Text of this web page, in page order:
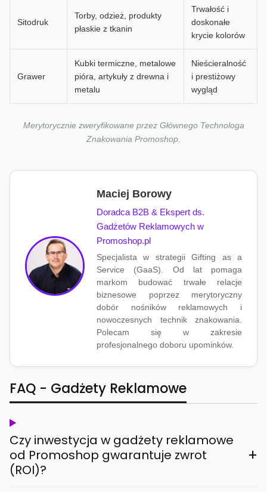
Sitodruk
Torby, odzież, produkty
płaskie z tkanin
Trwałość i
doskonałe
krycie kolorów
Grawer
Kubki termiczne, metalowe
pióra, artykuły z drewna i
metalu
Nieścieralność
i prestiżowy
wygląd
Merytorycznie zweryfikowane przez Głównego Technologa
Znakowania Promoshop.
Maciej Borowy
Doradca B2B & Ekspert ds.
Gadżetów Reklamowych w
Promoshop.pl
Specjalista w strategii Gifting as a
Service (GaaS). Od lat pomaga
markom budować trwałe relacje
biznesowe poprzez merytoryczny
dobór nośników reklamowych i
nowoczesnych technik znakowania.
Polecam się w zakresie
profesjonalnego doboru upominków.
FAQ - Gadżety Reklamowe
Czy inwestycja w gadżety reklamowe
od Promoshop gwarantuje zwrot
(ROI)?
+